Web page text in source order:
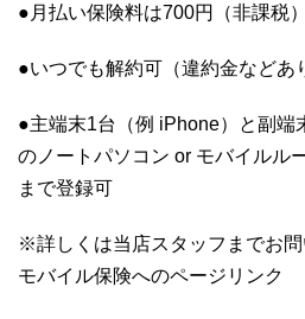
●月払い保険料は700円（非課税）
●いつでも解約可（違約金などあ
●主端末1台（例 iPhone）と副端
のノートパソコン or モバイルル
まで登録可
※詳しくは当店スタッフまでお問
モバイル保険へのページリンク